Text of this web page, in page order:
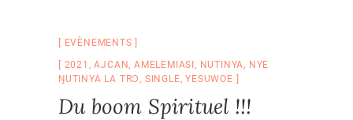
EVÈNEMENTS
2021 ,AJCAN,AMELEMIASI, NUTINYA, NYE
ŊUTINYA LA TRƆ, SINGLE,YESUWOE
Du boom Spirituel !!!